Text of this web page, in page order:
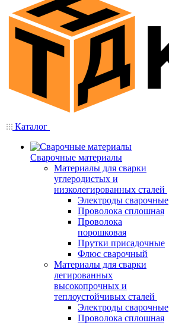
Каталог
Сварочные материалы
Материалы для сварки
углеродистых и
низколегированных сталей
Электроды сварочные
Проволока сплошная
Проволока
порошковая
Прутки присадочные
Флюс сварочный
Материалы для сварки
легированных
высокопрочных и
теплоустойчивых сталей
Электроды сварочные
Проволока сплошная